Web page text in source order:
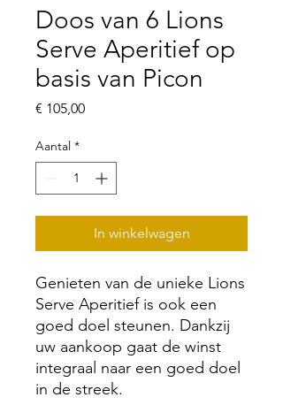
Doos van 6 Lions
Serve Aperitief op
basis van Picon
€ 105,00Prijs
Aantal *
In winkelwagen
Genieten van de unieke Lions
Serve Aperitief is ook een
goed doel steunen. Dankzij
uw aankoop gaat de winst
integraal naar een goed doel
in de streek.